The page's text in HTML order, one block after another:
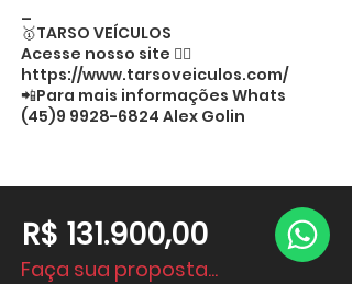
_
🥇TARSO VEÍCULOS
Acesse nosso site 👉🏻
https://www.tarsoveiculos.com/
📲Para mais informações Whats
(45)9 9928-6824 Alex Golin
R$ 131.900,00
Faça sua proposta...